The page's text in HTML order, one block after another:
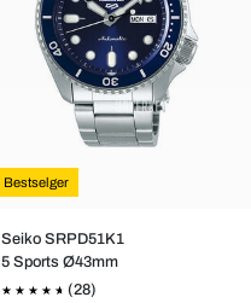
Bestselger
Seiko SRPD51K1
5 Sports Ø43mm
(28)